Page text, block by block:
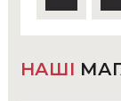
НАШІ